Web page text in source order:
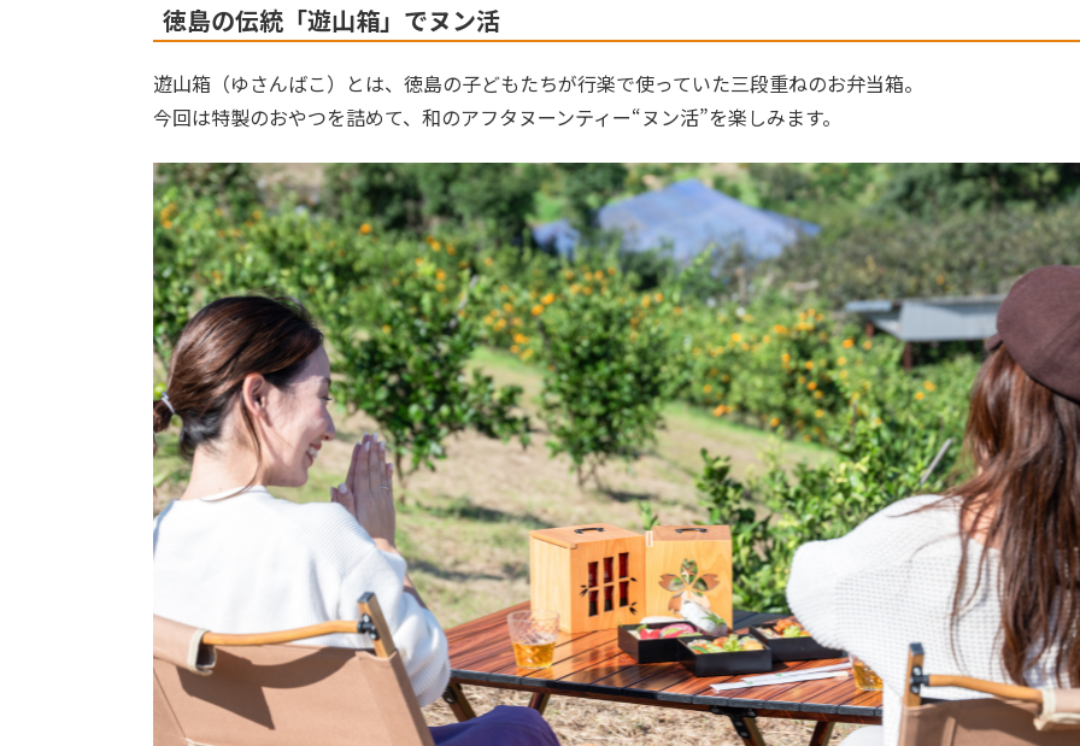
徳島の伝統「遊山箱」でヌン活
遊山箱（ゆさんばこ）とは、徳島の子どもたちが行楽で使っていた三段重ねのお弁当箱。
今回は特製のおやつを詰めて、和のアフタヌーンティー“ヌン活”を楽しみます。